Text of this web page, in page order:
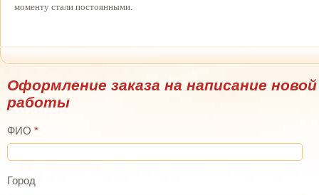
моменту стали постоянными.
chronographrolex replica watches usapaying tribute to 1930s sports
Оформление заказа на написание новой
работы
ФИО *
Город